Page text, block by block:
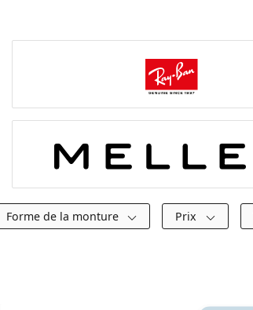
Meller
Forme de la monture Prix